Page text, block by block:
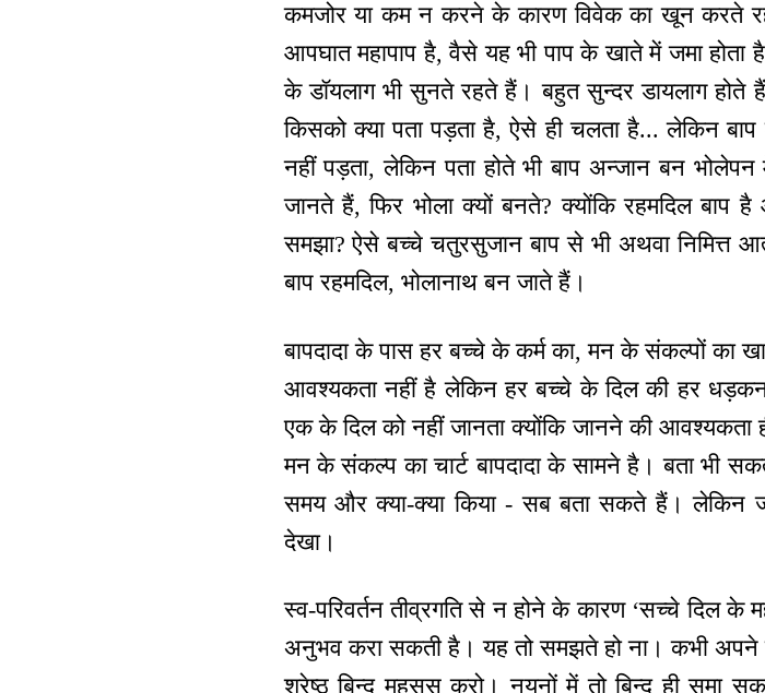
कमजोर या कम न करने के कारण विवेक का खून करते
आपघात महापाप है, वैसे यह भी पाप के खाते में जमा
के डॉयलाग भी सुनते रहते हैं। बहुत सुन्दर डायलाग
किसको क्या पता पड़ता है, ऐसे ही चलता है... लेकिन
नहीं पड़ता, लेकिन पता होते भी बाप अन्जान बन
जानते हैं, फिर भोला क्यों बनते? क्योंकि रहमदिल
समझा? ऐसे बच्चे चतुरसुजान बाप से भी अथवा
बाप रहमदिल, भोलानाथ बन जाते हैं।
बापदादा के पास हर बच्चे के कर्म का, मन के संकल्पों का
आवश्यकता नहीं है लेकिन हर बच्चे के दिल की हर
एक के दिल को नहीं जानता क्योंकि जानने की आवश्यकता
मन के संकल्प का चार्ट बापदादा के सामने है। बता भी
समय और क्या-क्या किया - सब बता सकते हैं। लेकिन
देखा।
स्व-परिवर्तन तीव्रगति से न होने के कारण ‘सच्चे दिल
अनुभव करा सकती है। यह तो समझते हो ना। कभी अपने
श्रेष्ठ बिन्दु महसूस करो। नयनों में तो बिन्दु ही समा